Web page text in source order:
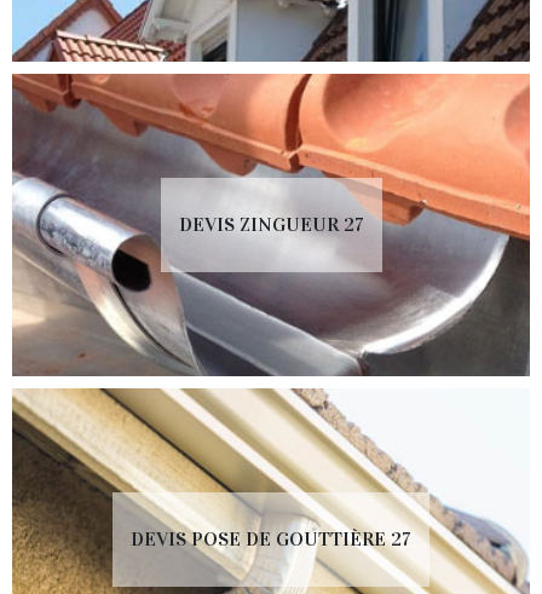
DEVIS ZINGUEUR 27
DEVIS POSE DE GOUTTIÈRE 27